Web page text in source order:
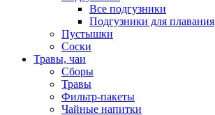
Все подгузники
Подгузники для плавания
Пустышки
Соски
Травы, чаи
Сборы
Травы
Фильтр-пакеты
Чайные напитки